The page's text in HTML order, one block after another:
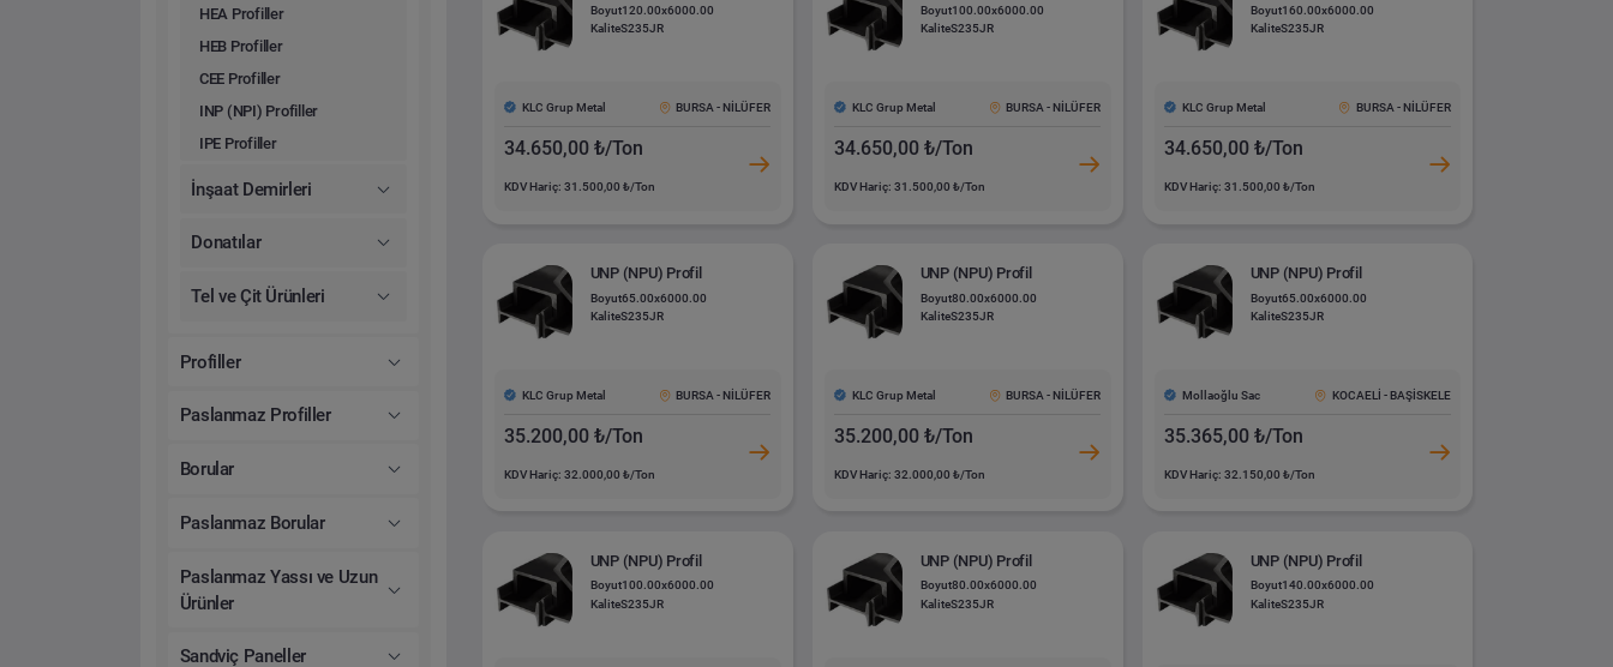
HEA Profiller
HEB Profiller
CEE Profiller
INP (NPI) Profiller
IPE Profiller
İnşaat Demirleri
Donatılar
Tel ve Çit Ürünleri
Profiller
Paslanmaz Profiller
Borular
Paslanmaz Borular
Paslanmaz Yassı ve Uzun
Ürünler
Sandviç Paneller
Boyut120.00x6000.00
KaliteS235JR
KLC Grup Metal BURSA - NİLÜFER
34.650,00 ₺/Ton
KDV Hariç: 31.500,00 ₺/Ton
Boyut100.00x6000.00
KaliteS235JR
KLC Grup Metal BURSA - NİLÜFER
34.650,00 ₺/Ton
KDV Hariç: 31.500,00 ₺/Ton
Boyut160.00x6000.00
KaliteS235JR
KLC Grup Metal BURSA - NİLÜFER
34.650,00 ₺/Ton
KDV Hariç: 31.500,00 ₺/Ton
UNP (NPU) Profil
Boyut65.00x6000.00
KaliteS235JR
KLC Grup Metal BURSA - NİLÜFER
35.200,00 ₺/Ton
KDV Hariç: 32.000,00 ₺/Ton
UNP (NPU) Profil
Boyut80.00x6000.00
KaliteS235JR
KLC Grup Metal BURSA - NİLÜFER
35.200,00 ₺/Ton
KDV Hariç: 32.000,00 ₺/Ton
UNP (NPU) Profil
Boyut65.00x6000.00
KaliteS235JR
Mollaoğlu Sac KOCAELİ - BAŞİSKELE
35.365,00 ₺/Ton
KDV Hariç: 32.150,00 ₺/Ton
UNP (NPU) Profil
Boyut100.00x6000.00
KaliteS235JR
UNP (NPU) Profil
Boyut80.00x6000.00
KaliteS235JR
UNP (NPU) Profil
Boyut140.00x6000.00
KaliteS235JR